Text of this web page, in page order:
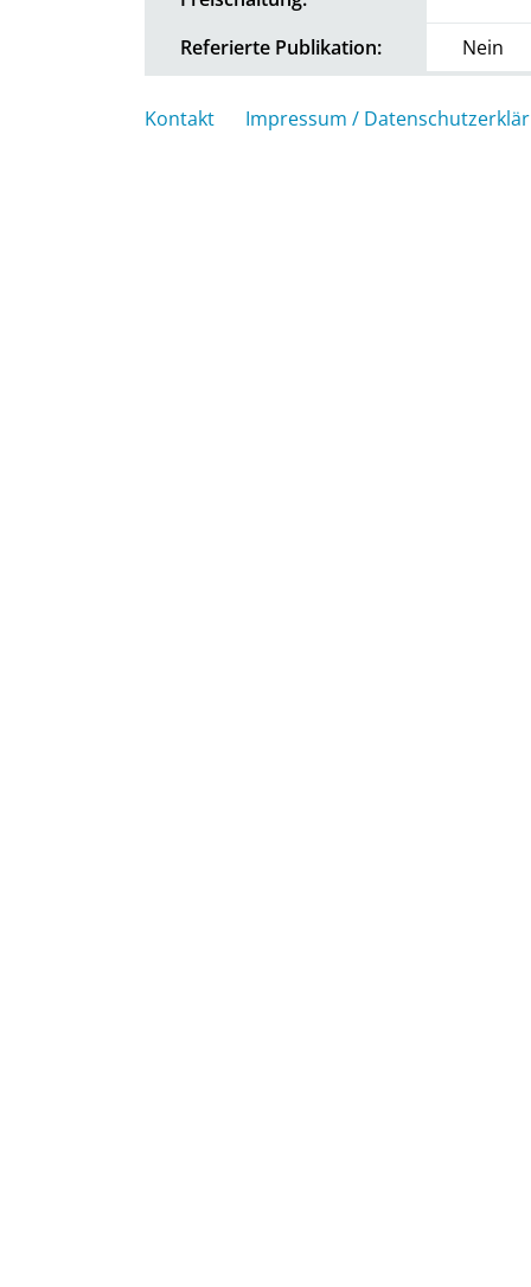
Referierte Publikation:
Nein
Kontakt Impressum /